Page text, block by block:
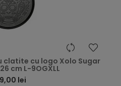
clatite cu logo Xolo Sugar
cm L-9OGXLL
lei